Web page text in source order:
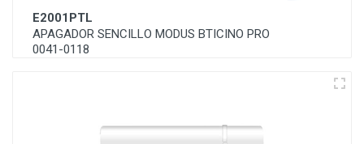
E2001PTL
APAGADOR SENCILLO MODUS BTICINO PRO
0041-0118